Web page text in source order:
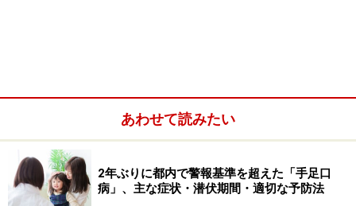
コ同士で噛んだり、ひっかいたりする中で広がると考え
られています。
あわせて読みたい
2年ぶりに都内で警報基準を超えた「手足口
病」、主な症状・潜伏期間・適切な予防法